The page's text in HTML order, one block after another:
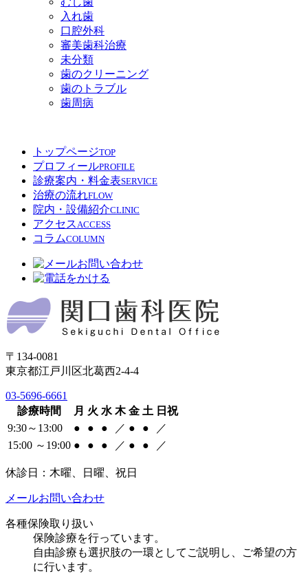
入れ歯
口腔外科
審美歯科治療
未分類
歯のクリーニング
歯のトラブル
歯周病
トップページTOP
プロフィールPROFILE
診療案内・料金表SERVICE
治療の流れFLOW
院内・設備紹介CLINIC
アクセスACCESS
コラムCOLUMN
〒134-0081
東京都江戸川区北葛西2-4-4
03-5696-6661
診療時間
月 火 水 木 金 土 日祝
9:30～13:00
● ● ● ／ ● ●
／
15:00 ～19:00 ● ● ● ／ ● ● ／
休診日：木曜、日曜、祝日
メールお問い合わせ
各種保険取り扱い
保険診療を行っています。
自由診療も選択肢の一環としてご説明し、ご希望の方
に行います。